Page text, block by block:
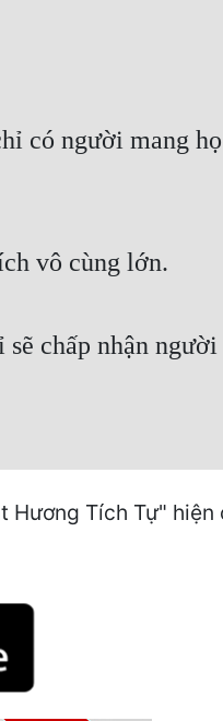
có người mang
vô cùng lớn.
chấp nhận
Hương Tích Tự" hiện